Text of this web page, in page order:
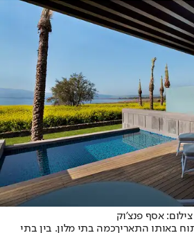
אסף פנצ'וק
באותו התאריךכמה בתי מלון. בין בתי